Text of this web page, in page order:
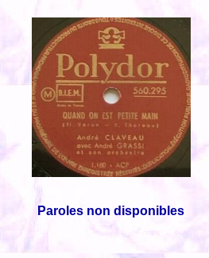
Paroles non disponibles